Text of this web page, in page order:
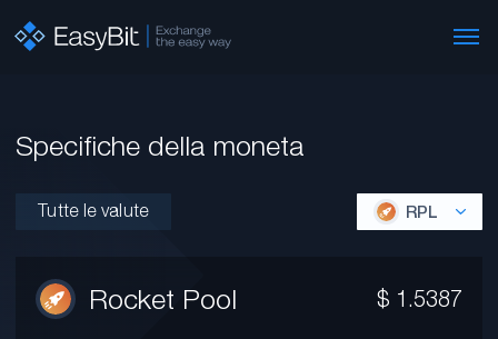
Specifiche della moneta
Tutte le valute RPL
Rocket Pool $ 1.5387